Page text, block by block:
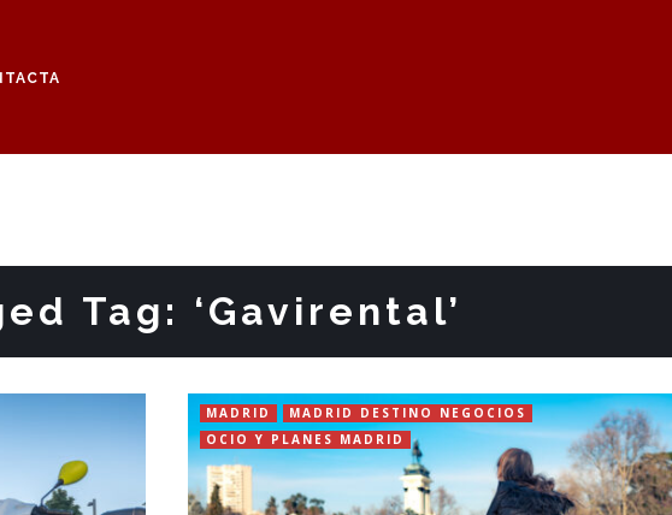
Tag: ‘Gavirental’
MADRID
MADRID DESTINO NEGOCIOS
OCIO Y PLANES MADRID